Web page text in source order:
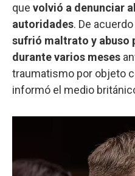
que volvió a denunciar
autoridades. De
sufrió maltrato y abuso
durante varios meses
traumatismo por objeto
informó el medio